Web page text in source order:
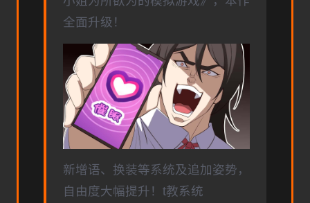
全面升级！
新增语、换装等系统及追加姿势，
自由度大幅提升！t教系统